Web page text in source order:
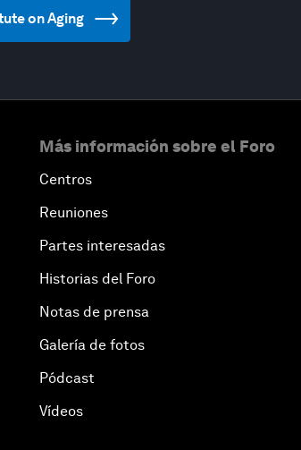
on Aging
Más información sobre el Foro
Centros
Reuniones
Partes interesadas
Historias del Foro
Notas de prensa
Galería de fotos
Pódcast
Vídeos